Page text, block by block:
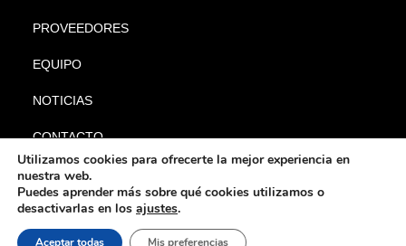
PROVEEDORES
EQUIPO
NOTICIAS
CONTACTO
Utilizamos cookies para ofrecerte la mejor experiencia en
nuestra web.
Puedes aprender más sobre qué cookies utilizamos o
desactivarlas en los ajustes.
Aceptar todas Mis preferencias